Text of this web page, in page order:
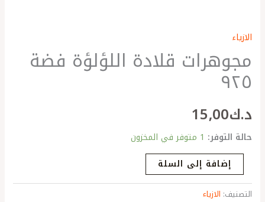
الازياء
مجوهرات قلادة اللؤلؤة فضة
٩٢٥
د.ك15٫00
حالة التوفر: 1 متوفر في المخزون
إضافة إلى السلة
التصنيف: الازياء